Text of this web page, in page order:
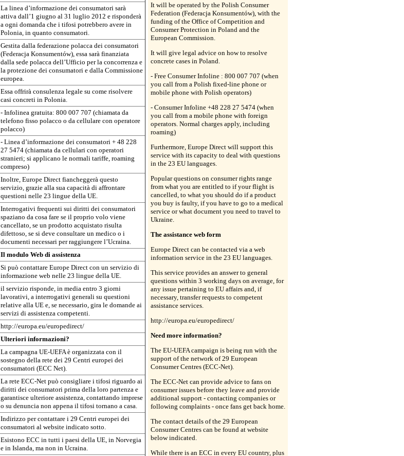
La linea d’informazione dei consumatori sarà
attiva dall’1 giugno al 31 luglio 2012 e risponderà
a ogni domanda che i tifosi potrebbero avere in
Polonia, in quanto consumatori.
Gestita dalla federazione polacca dei consumatori
(Federacja Konsumentów), essa sarà finanziata
dalla sede polacca dell’Ufficio per la concorrenza e
la protezione dei consumatori e dalla Commissione
europea.
Essa offrirà consulenza legale su come risolvere
casi concreti in Polonia.
- Infolinea gratuita: 800 007 707 (chiamata da
telefono fisso polacco o da cellulare con operatore
polacco)
- Linea d’informazione dei consumatori + 48 228
27 5474 (chiamata da cellulari con operatori
stranieri; si applicano le normali tariffe, roaming
compreso)
Inoltre, Europe Direct fiancheggerà questo
servizio, grazie alla sua capacità di affrontare
questioni nelle 23 lingue della UE.
Interrogativi frequenti sui diritti dei consumatori
spaziano da cosa fare se il proprio volo viene
cancellato, se un prodotto acquistato risulta
difettoso, se si deve consultare un medico o i
documenti necessari per raggiungere l’Ucraina.
Il modulo Web di assistenza
Si può contattare Europe Direct con un servizio di
informazione web nelle 23 lingue della UE.
il servizio risponde, in media entro 3 giorni
lavorativi, a interrogativi generali su questioni
relative alla UE e, se necessario, gira le domande ai
servizi di assistenza competenti.
http://europa.eu/europedirect/
Ulteriori informazioni?
La campagna UE-UEFA è organizzata con il
sostegno della rete dei 29 Centri europei dei
consumatori (ECC Net).
La rete ECC-Net può consigliare i tifosi riguardo ai
diritti dei consumatori prima della loro partenza e
garantisce ulteriore assistenza, contattando imprese
o su denuncia non appena il tifosi tornano a casa.
Indirizzo per contattare i 29 Centri europei dei
consumatori al website indicato sotto.
Esistono ECC in tutti i paesi della UE, in Norvegia
e in Islanda, ma non in Ucraina.
It will be operated by the Polish Consumer
Federation (Federacja Konsumentów), with the
funding of the Office of Competition and
Consumer Protection in Poland and the
European Commission.
It will give legal advice on how to resolve
concrete cases in Poland.
- Free Consumer Infoline : 800 007 707 (when
you call from a Polish fixed-line phone or
mobile phone with Polish operators)
- Consumer Infoline +48 228 27 5474 (when
you call from a mobile phone with foreign
operators. Normal charges apply, including
roaming)
Furthermore, Europe Direct will support this
service with its capacity to deal with questions
in the 23 EU languages.
Popular questions on consumer rights range
from what you are entitled to if your flight is
cancelled, to what you should do if a product
you buy is faulty, if you have to go to a medical
service or what document you need to travel to
Ukraine.
The assistance web form
Europe Direct can be contacted via a web
information service in the 23 EU languages.
This service provides an answer to general
questions within 3 working days on average, for
any issue pertaining to EU affairs and, if
necessary, transfer requests to competent
assistance services.
http://europa.eu/europedirect/
Need more information?
The EU-UEFA campaign is being run with the
support of the network of 29 European
Consumer Centres (ECC-Net).
The ECC-Net can provide advice to fans on
consumer issues before they leave and provide
additional support - contacting companies or
following complaints - once fans get back home.
The contact details of the 29 European
Consumer Centres can be found at website
below indicated.
While there is an ECC in every EU country, plus